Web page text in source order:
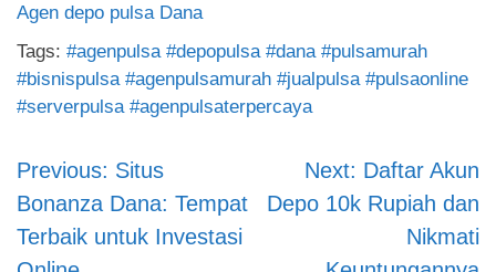
Agen depo pulsa Dana
Tags: #agenpulsa #depopulsa #dana #pulsamurah
#bisnispulsa #agenpulsamurah #jualpulsa #pulsaonline
#serverpulsa #agenpulsaterpercaya
Post
navigation
Previous: Situs
Bonanza Dana: Tempat
Terbaik untuk Investasi
Next: Daftar Akun
Depo 10k Rupiah dan
Nikmati